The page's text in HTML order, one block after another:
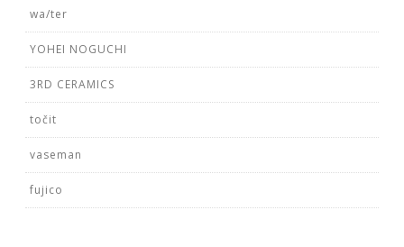
wa/ter
YOHEI NOGUCHI
3RD CERAMICS
točit
vaseman
fujico